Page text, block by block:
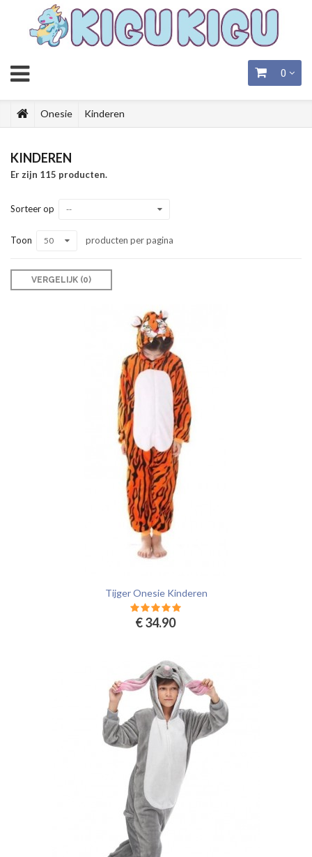
0
Onesie Kinderen
KINDEREN
Er zijn 115 producten.
Sorteer op --
Toon 50 producten per pagina
VERGELIJK (0)‎
Tijger Onesie Kinderen
€ 34.90